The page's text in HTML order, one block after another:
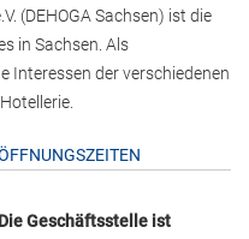
(DEHOGA Sachsen) ist die
in Sachsen. Als
Interessen der verschiedenen
Die Geschäftsstelle ist